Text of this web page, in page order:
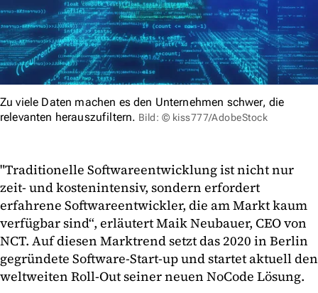
Zu viele Daten machen es den Unternehmen schwer, die
relevanten herauszufiltern. Bild: © kiss777/AdobeStock
"Traditionelle Softwareentwicklung ist nicht nur
zeit- und kostenintensiv, sondern erfordert
erfahrene Softwareentwickler, die am Markt kaum
verfügbar sind“, erläutert Maik Neubauer, CEO von
NCT. Auf diesen Marktrend setzt das 2020 in Berlin
gegründete Software-Start-up und startet aktuell den
weltweiten Roll-Out seiner neuen NoCode Lösung.